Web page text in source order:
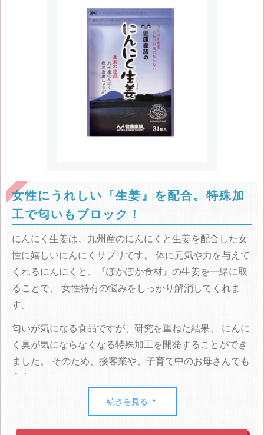
女性にうれしい『生姜』を配合。特殊加
工で匂いもブロック！
にんにく生姜は、九州産のにんにくと生姜を配合した女
性に嬉しいにんにくサプリです。
体に元気や力を与えて
くれるにんにくと、『ぽかぽか食材』の生姜を一緒に取
ることで、
女性特有の悩みをしっかり解消してくれま
す。
匂いが気になる食品ですが、研究を重ねた結果、
にんに
く臭が気にならなくなる特殊加工を開発することができ
ました。
そのため、接客業や、子育て中のお母さんでも
安心して飲むことができます。
にんにく生姜を実際に利用している人たちは
・多少、冷えが改善された
続きを見る 